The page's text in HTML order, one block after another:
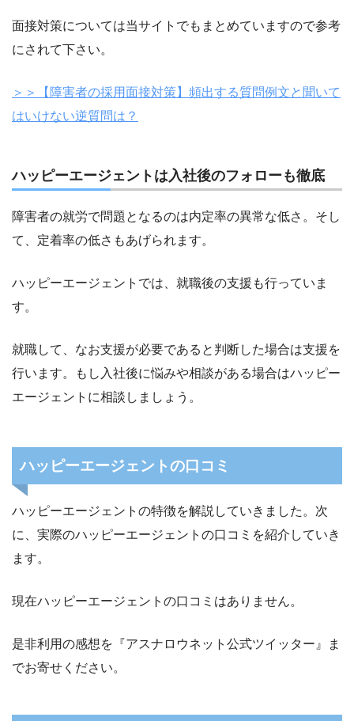
面接対策については当サイトでもまとめていますので参考
にされて下さい。
＞＞【障害者の採用面接対策】頻出する質問例文と聞いて
はいけない逆質問は？
ハッピーエージェントは入社後のフォローも徹底
障害者の就労で問題となるのは内定率の異常な低さ。そし
て、定着率の低さもあげられます。
ハッピーエージェントでは、就職後の支援も行っていま
す。
就職して、なお支援が必要であると判断した場合は支援を
行います。もし入社後に悩みや相談がある場合はハッピー
エージェントに相談しましょう。
ハッピーエージェントの口コミ
ハッピーエージェントの特徴を解説していきました。次
に、実際のハッピーエージェントの口コミを紹介していき
ます。
現在ハッピーエージェントの口コミはありません。
是非利用の感想を『アスナロウネット公式ツイッター』ま
でお寄せください。